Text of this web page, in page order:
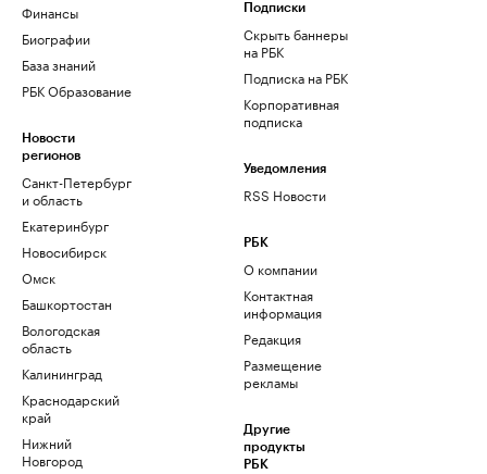
Финансы
Биографии
База знаний
РБК Образование
Новости
регионов
Санкт-Петербург
и область
Екатеринбург
Новосибирск
Омск
Башкортостан
Вологодская
область
Калининград
Краснодарский
край
Нижний
Новгород
Подписки
Скрыть баннеры
на РБК
Подписка на РБК
Корпоративная
подписка
Уведомления
RSS Новости
РБК
О компании
Контактная
информация
Редакция
Размещение
рекламы
Другие
продукты
РБК